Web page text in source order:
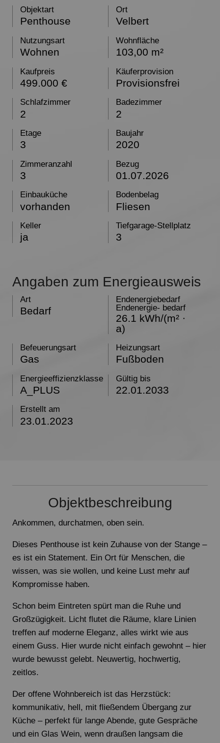
Objektart
Penthouse
Ort
Velbert
Nutzungsart
Wohnen
Wohnfläche
103,00 m²
Kaufpreis
499.000 €
Käuferprovision
Provisionsfrei
Schlafzimmer
2
Badezimmer
2
Etage
3
Baujahr
2020
Zimmeranzahl
3
Bezug
01.07.2026
Einbauküche
vorhanden
Bodenbelag
Fliesen
Keller
ja
Tiefgarage-Stellplatz
3
Angaben zum Energieausweis
Art
Bedarf
Endenergiebedarf
Endenergie- bedarf
26.1 kWh/(m² ·
a)
Befeuerungsart
Gas
Heizungsart
Fußboden
Energieeffizienzklasse
A_PLUS
Gültig bis
22.01.2033
Erstellt am
23.01.2023
Objektbeschreibung
Ankommen, durchatmen, oben sein.
Dieses Penthouse ist kein Zuhause von der Stange –
es ist ein Statement. Ein Ort für Menschen, die
wissen, was sie wollen, und keine Lust mehr auf
Kompromisse haben.
Schon beim Eintreten spürt man die Ruhe und
Großzügigkeit. Licht flutet die Räume, klare Linien
treffen auf moderne Eleganz, alles wirkt wie aus
einem Guss. Hier wurde nicht einfach gewohnt – hier
wurde bewusst gelebt. Neuwertig, hochwertig,
zeitlos.
Der offene Wohnbereich ist das Herzstück:
kommunikativ, hell, mit fließendem Übergang zur
Küche – perfekt für lange Abende, gute Gespräche
und ein Glas Wein, wenn draußen langsam die
Marketing (0)